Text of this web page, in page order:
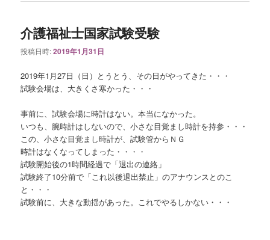
介護福祉士国家試験受験
投稿日時:2019年1月31日
2019年1月27日（日）とうとう、その日がやってきた・・・
試験会場は、大きくさ寒かった・・・
事前に、試験会場に時計はない。本当になかった。
いつも、腕時計はしないので、小さな目覚まし時計を持参・・・
この、小さな目覚まし時計が、試験管からＮＧ
時計はなくなってしまった・・・・
試験開始後の1時間経過で「退出の連絡」
試験終了10分前で「これ以後退出禁止」のアナウンスとのこ
と・・・
試験前に、大きな動揺があった。これでやるしかない・・・